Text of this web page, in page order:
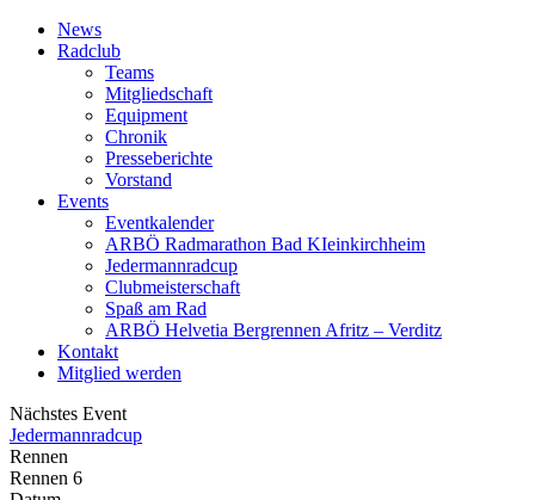
News
Radclub
Teams
Mitgliedschaft
Equipment
Chronik
Presseberichte
Vorstand
Events
Eventkalender
ARBÖ Radmarathon Bad KIeinkirchheim
Jedermannradcup
Clubmeisterschaft
Spaß am Rad
ARBÖ Helvetia Bergrennen Afritz – Verditz
Kontakt
Mitglied werden
Nächstes Event
Jedermannradcup
Rennen
Rennen 6